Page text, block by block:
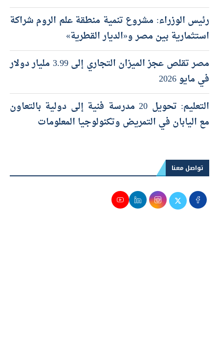
رئيس الوزراء: مشروع تنمية منطقة علم الروم شراكة
استثمارية بين مصر و«الديار القطرية»
مصر تقلص عجز الميزان التجاري إلى 3.99 مليار دولار
في مايو 2026
التعليم: تحويل 20 مدرسة فنية إلى دولية بالتعاون
مع اليابان في التمريض وتكنولوجيا المعلومات
تواصل معنا